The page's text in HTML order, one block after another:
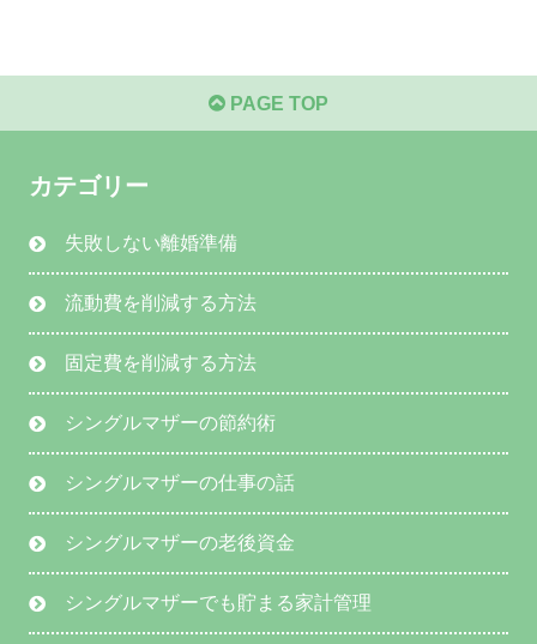
PAGE TOP
カテゴリー
失敗しない離婚準備
流動費を削減する方法
固定費を削減する方法
シングルマザーの節約術
シングルマザーの仕事の話
シングルマザーの老後資金
シングルマザーでも貯まる家計管理